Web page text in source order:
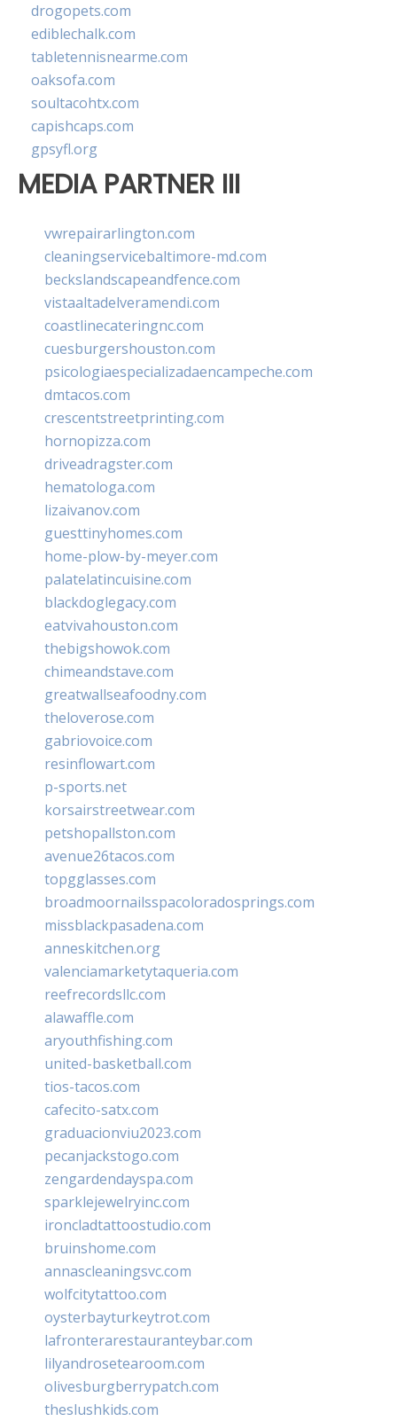
drogopets.com
ediblechalk.com
tabletennisnearme.com
oaksofa.com
soultacohtx.com
capishcaps.com
gpsyfl.org
MEDIA PARTNER III
vwrepairarlington.com
cleaningservicebaltimore-md.com
beckslandscapeandfence.com
vistaaltadelveramendi.com
coastlinecateringnc.com
cuesburgershouston.com
psicologiaespecializadaencampeche.com
dmtacos.com
crescentstreetprinting.com
hornopizza.com
driveadragster.com
hematologa.com
lizaivanov.com
guesttinyhomes.com
home-plow-by-meyer.com
palatelatincuisine.com
blackdoglegacy.com
eatvivahouston.com
thebigshowok.com
chimeandstave.com
greatwallseafoodny.com
theloverose.com
gabriovoice.com
resinflowart.com
p-sports.net
korsairstreetwear.com
petshopallston.com
avenue26tacos.com
topgglasses.com
broadmoornailsspacoloradosprings.com
missblackpasadena.com
anneskitchen.org
valenciamarketytaqueria.com
reefrecordsllc.com
alawaffle.com
aryouthfishing.com
united-basketball.com
tios-tacos.com
cafecito-satx.com
graduacionviu2023.com
pecanjackstogo.com
zengardendayspa.com
sparklejewelryinc.com
ironcladtattoostudio.com
bruinshome.com
annascleaningsvc.com
wolfcitytattoo.com
oysterbayturkeytrot.com
lafronterarestauranteybar.com
lilyandrosetearoom.com
olivesburgberrypatch.com
theslushkids.com